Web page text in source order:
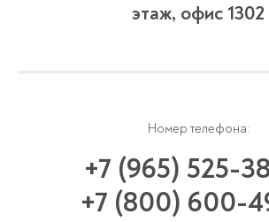
этаж, офис 1302
Номер телефона:
+7 (965) 525-
+7 (800) 600-